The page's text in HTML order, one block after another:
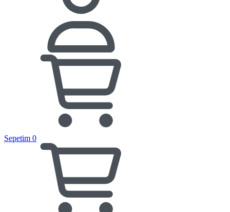
Sepetim 0